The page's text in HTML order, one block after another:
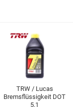
TRW / Lucas
Bremsflüssigkeit DOT
5.1